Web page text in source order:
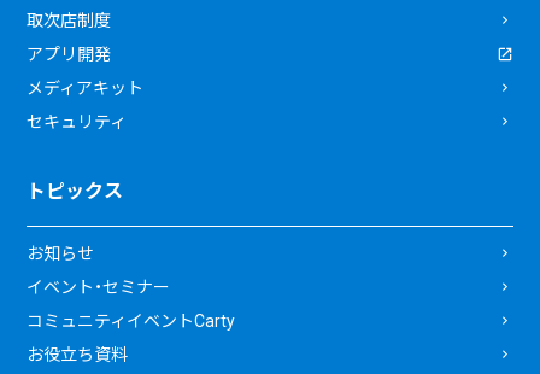
取次店制度
アプリ開発
メディアキット
セキュリティ
トピックス
お知らせ
イベント・セミナー
コミュニティイベントCarty
お役立ち資料